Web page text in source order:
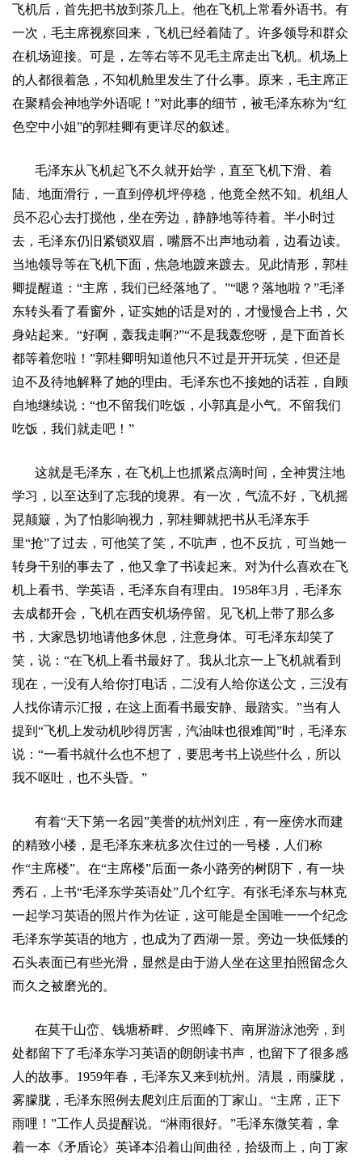
飞机后，首先把书放到茶几上。他在飞机上常看外语书。有
一次，毛主席视察回来，飞机已经着陆了。许多领导和群众
在机场迎接。可是，左等右等不见毛主席走出飞机。机场上
的人都很着急，不知机舱里发生了什么事。原来，毛主席正
在聚精会神地学外语呢！ ”对此事的细节，被毛泽东称为“红
色空中小姐”的郭桂卿有更详尽的叙述。
毛泽东从飞机起飞不久就开始学，直至飞机下滑、着
陆、地面滑行，一直到停机坪停稳，他竟全然不知。机组人
员不忍心去打搅他，坐在旁边，静静地等待着。半小时过
去，毛泽东仍旧紧锁双眉，嘴唇不出声地动着，边看边读。
当地领导等在飞机下面，焦急地踱来踱去。见此情形，郭桂
卿提醒道： “主席，我们已经落地了。 ”“嗯？落地啦？ ”毛泽
东转头看了看窗外，证实她的话是对的，才慢慢合上书，欠
身站起来。 “好啊，轰我走啊?”“不是我轰您呀，是下面首长
都等着您啦！ ”郭桂卿明知道他只不过是开开玩笑，但还是
迫不及待地解释了她的理由。毛泽东也不接她的话茬，自顾
自地继续说： “也不留我们吃饭，小郭真是小气。不留我们
吃饭，我们就走吧！ ”
这就是毛泽东，在飞机上也抓紧点滴时间，全神贯注地
学习，以至达到了忘我的境界。有一次，气流不好，飞机摇
晃颠簸，为了怕影响视力，郭桂卿就把书从毛泽东手
里“抢”了过去，可他笑了笑，不吭声，也不反抗，可当她一
转身干别的事去了，他又拿了书读起来。对为什么喜欢在飞
机上看书、学英语，毛泽东自有理由。 1958年3月，毛泽东
去成都开会，飞机在西安机场停留。见飞机上带了那么多
书，大家恳切地请他多休息，注意身体。可毛泽东却笑了
笑，说： “在飞机上看书最好了。我从北京一上飞机就看到
现在，一没有人给你打电话，二没有人给你送公文，三没有
人找你请示汇报，在这上面看书最安静、最踏实。 ”当有人
提到 “飞机上发动机吵得厉害，汽油味也很难闻”时，毛泽东
说： “一看书就什么也不想了，要思考书上说些什么，所以
我不呕吐，也不头昏。 ”
有着“天下第一名园”美誉的杭州刘庄，有一座傍水而建
的精致小楼，是毛泽东来杭多次住过的一号楼，人们称
作“主席楼”。在“主席楼”后面一条小路旁的树阴下，有一块
秀石，上书“毛泽东学英语处”几个红字。有张毛泽东与林克
一起学习英语的照片作为佐证，这可能是全国唯一一个纪念
毛泽东学英语的地方，也成为了西湖一景。旁边一块低矮的
石头表面已有些光滑，显然是由于游人坐在这里拍照留念久
而久之被磨光的。
在莫干山峦、钱塘桥畔、夕照峰下、南屏游泳池旁，到
处都留下了毛泽东学习英语的朗朗读书声，也留下了很多感
人的故事。 1959年春，毛泽东又来到杭州。清晨，雨朦胧，
雾朦胧，毛泽东照例去爬刘庄后面的丁家山。 “主席，正下
雨哩！ ”工作人员提醒说。 “淋雨很好。 ”毛泽东微笑着，拿
着一本《矛盾论》英译本沿着山间曲径，拾级而上，向丁家